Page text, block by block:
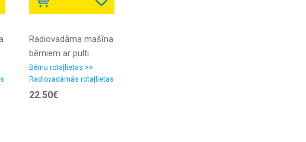
Radiovadāma mašīna
bērniem ar pulti
''transformers'', divi
vienā: auto + robots,
dzeltena
Bērnu rotaļlietas >>
Radiovadāmās rotaļlietas
22.50€